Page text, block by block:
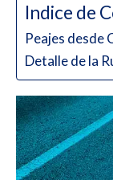
Indice de
Peajes desde
Detalle de la